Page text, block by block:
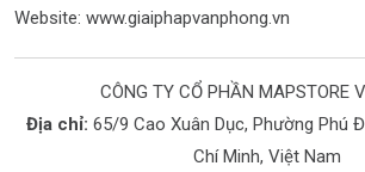
Website: www.giaiphapvanphong.vn
CÔNG TY CỔ PHẦN MAPSTORE
Địa chỉ: 65/9 Cao Xuân Dục, Phường Phú
Chí Minh, Việt Nam